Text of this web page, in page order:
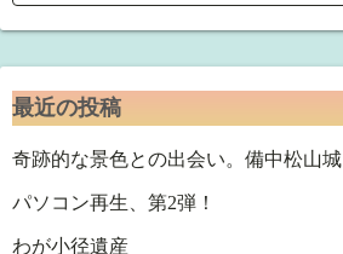
最近の投稿
奇跡的な景色との出会い。備中松山城
パソコン再生、第2弾！
わが小径遺産